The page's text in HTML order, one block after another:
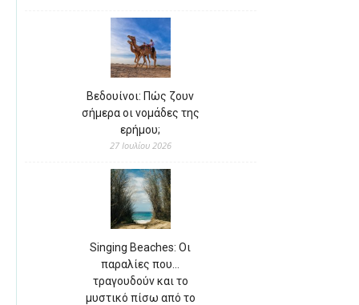
Βεδουίνοι: Πώς ζουν
σήμερα οι νομάδες της
ερήμου;
27 Ιουλίου 2026
Singing Beaches: Οι
παραλίες που…
τραγουδούν και το
μυστικό πίσω από το